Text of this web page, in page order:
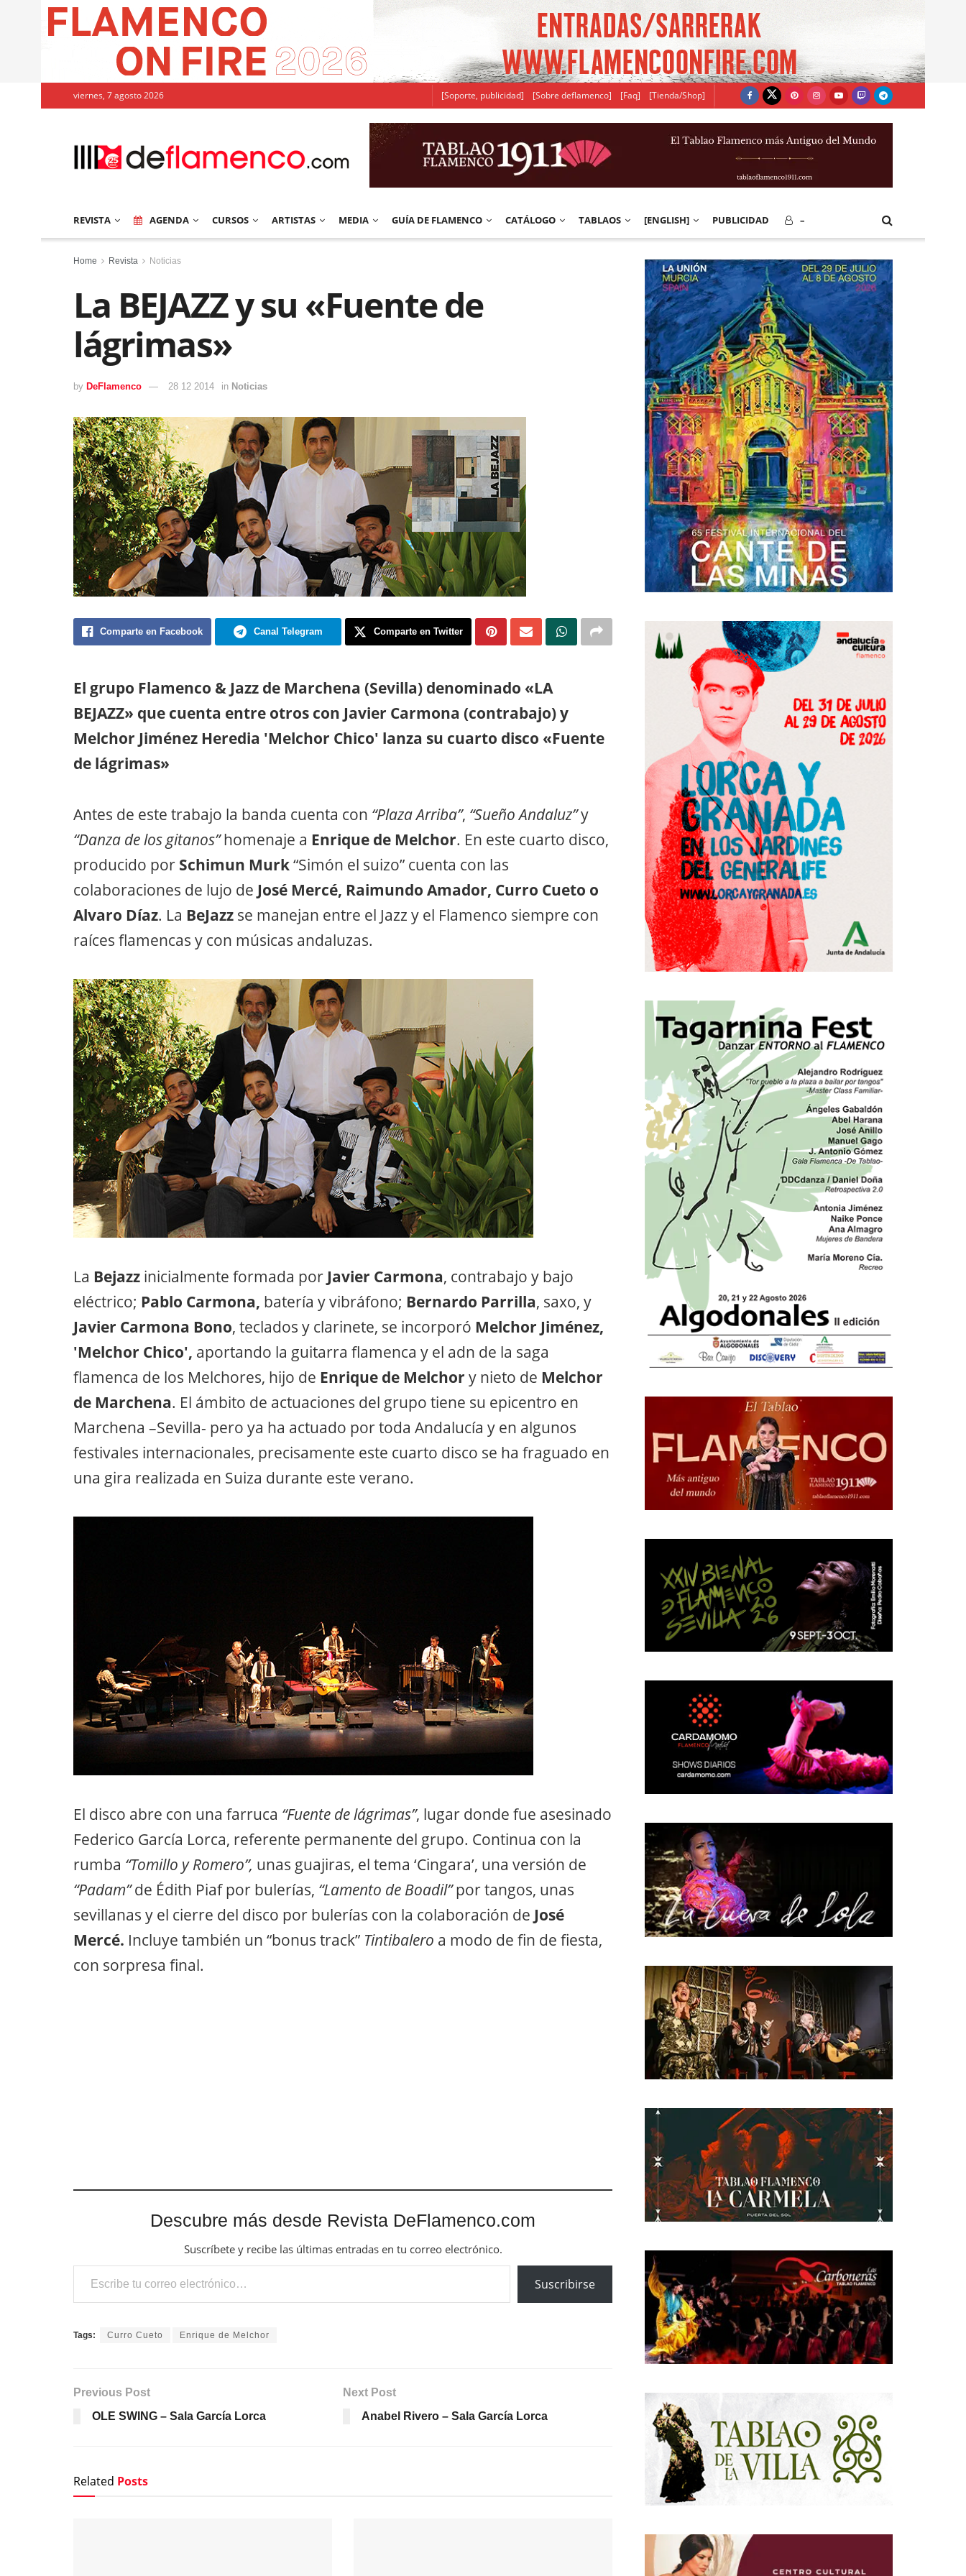
viernes, 7 agosto 2026 [Soporte, publicidad] [Sobre deflamenco] [Faq] [Tienda/Shop]
REVISTA AGENDA CURSOS ARTISTAS MEDIA GUÍA DE FLAMENCO CATÁLOGO TABLAOS [ENGLISH] PUBLICIDAD –
Home Revista Noticias
La BEJAZZ y su «Fuente de
lágrimas»
by DeFlamenco 28 12 2014 in Noticias
Comparte en Facebook Canal Telegram Comparte en Twitter
El grupo Flamenco & Jazz de Marchena (Sevilla) denominado «LA
BEJAZZ» que cuenta entre otros con Javier Carmona (contrabajo) y
Melchor Jiménez Heredia 'Melchor Chico' lanza su cuarto disco «Fuente
de lágrimas»
Antes de este trabajo la banda cuenta con “Plaza Arriba”, “Sueño Andaluz”y
“Danza de los gitanos”homenaje a Enrique de Melchor. En este cuarto disco,
producido por Schimun Murk“Simón el suizo” cuenta con las
colaboraciones de lujo de José Mercé, Raimundo Amador, Curro Cueto o
Alvaro Díaz. La BeJazz se manejan entre el Jazz y el Flamenco siempre con
raíces flamencas y con músicas andaluzas.
La Bejazz inicialmente formada por Javier Carmona, contrabajo y bajo
eléctrico; Pablo Carmona, batería y vibráfono; Bernardo Parrilla, saxo, y
Javier Carmona Bono, teclados y clarinete, se incorporó Melchor Jiménez,
'Melchor Chico', aportando la guitarra flamenca y el adn de la saga
flamenca de los Melchores, hijo de Enrique de Melchor y nieto de Melchor
de Marchena. El ámbito de actuaciones del grupo tiene su epicentro en
Marchena –Sevilla- pero ya ha actuado por toda Andalucía y en algunos
festivales internacionales, precisamente este cuarto disco se ha fraguado en
una gira realizada en Suiza durante este verano.
El disco abre con una farruca “Fuente de lágrimas”, lugar donde fue asesinado
Federico García Lorca, referente permanente del grupo. Continua con la
rumba “Tomillo y Romero”, unas guajiras, el tema ‘Cingara’, una versión de
“Padam”de Édith Piaf por bulerías, “Lamento de Boadil”por tangos, unas
sevillanas y el cierre del disco por bulerías con la colaboración de José
Mercé. Incluye también un “bonus track” Tintibalero a modo de fin de fiesta,
con sorpresa final.
Descubre más desde Revista DeFlamenco.com
Suscríbete y recibe las últimas entradas en tu correo electrónico.
Escribe tu correo electrónico…
Suscribirse
Tags: Curro Cueto Enrique de Melchor
Previous Post
OLE SWING – Sala García Lorca
Next Post
Anabel Rivero – Sala García Lorca
Related Posts